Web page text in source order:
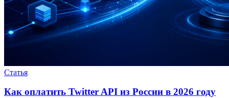
Статья
Как оплатить Twitter API из России в 2026 году